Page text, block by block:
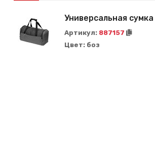
Универсальная
Артикул: 887157
Цвет: боз